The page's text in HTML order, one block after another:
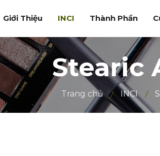
Giới Thiệu INCI Thành Phần
Stearic
Trang chủ INCI